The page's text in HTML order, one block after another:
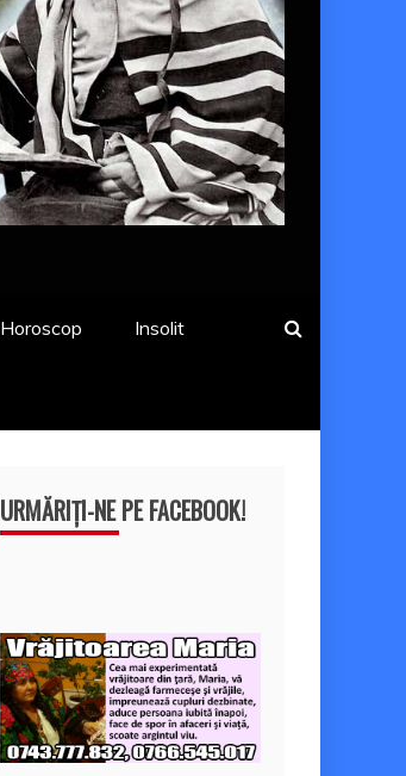
Horoscop Insolit
URMĂRIȚI-NE PE FACEBOOK!